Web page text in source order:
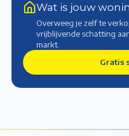
Wat is jouw
Overweeg je zelf te
vrijblijvende schatting
markt.
Gratis